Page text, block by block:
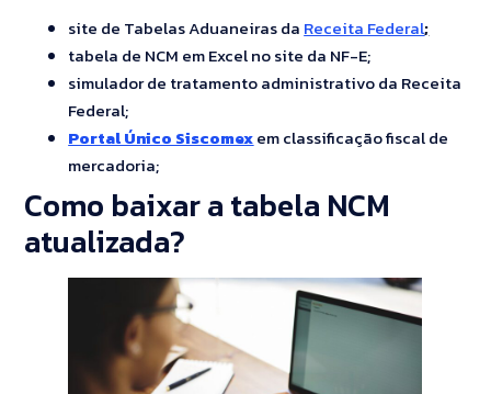
site de Tabelas Aduaneiras da Receita Federal;
tabela de NCM em Excel no site da NF-E;
simulador de tratamento administrativo da Receita
Federal;
Portal Único Siscomexem classificação fiscal de
mercadoria;
Como baixar a tabela NCM
atualizada?